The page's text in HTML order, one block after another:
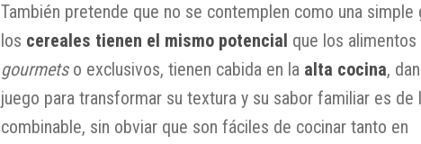
También pretende que no se contemplen como una simple
los cereales tienen el mismo potencial que los alimentos
gourmetso exclusivos, tienen cabida en la alta cocina,
juego para transformar su textura y su sabor familiar es de
combinable, sin obviar que son fáciles de cocinar tanto en